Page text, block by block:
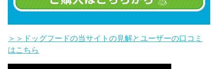
＞＞ドッグフードの当サイトの見解とユーザーの口コミ
はこちら